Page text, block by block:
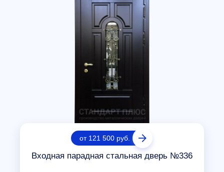
от 121 500 руб.
Входная парадная стальная дверь №336